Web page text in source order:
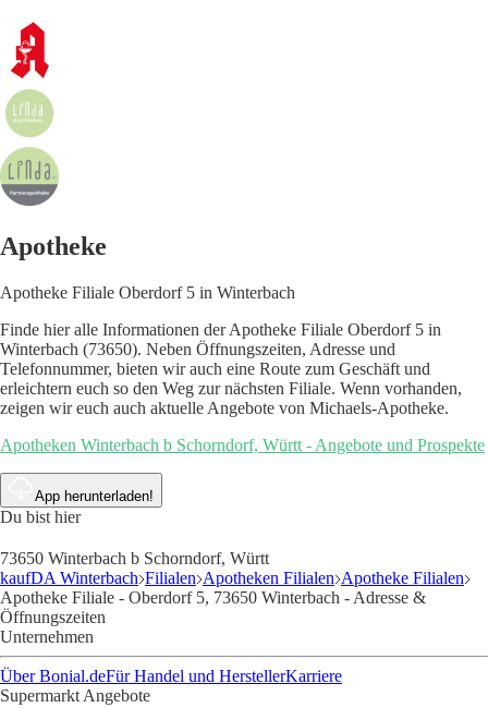
Apotheke
Apotheke Filiale Oberdorf 5 in Winterbach
Finde hier alle Informationen der Apotheke Filiale Oberdorf 5 in
Winterbach (73650). Neben Öffnungszeiten, Adresse und
Telefonnummer, bieten wir auch eine Route zum Geschäft und
erleichtern euch so den Weg zur nächsten Filiale. Wenn vorhanden,
zeigen wir euch auch aktuelle Angebote von Michaels-Apotheke.
Apotheken Winterbach b Schorndorf, Württ - Angebote und Prospekte
App herunterladen!
Du bist hier
73650 Winterbach b Schorndorf, Württ
kaufDA Winterbach Filialen Apotheken Filialen Apotheke Filialen
Apotheke Filiale - Oberdorf 5, 73650 Winterbach - Adresse &
Öffnungszeiten
Unternehmen
Über Bonial.deFür Handel und HerstellerKarriere
Supermarkt Angebote